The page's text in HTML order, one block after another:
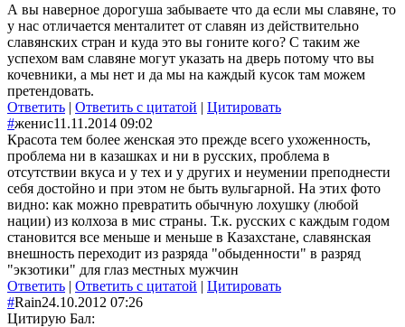
А вы наверное дорогуша забываете что да если мы славяне, то
у нас отличается менталитет от славян из действительно
славянских стран и куда это вы гоните кого? С таким же
успехом вам славяне могут указать на дверь потому что вы
кочевники, а мы нет и да мы на каждый кусок там можем
претендовать.
Ответить | Ответить с цитатой | Цитировать
#женис11.11.2014 09:02
Красота тем более женская это прежде всего ухоженность,
проблема ни в казашках и ни в русских, проблема в
отсутствии вкуса и у тех и у других и неумении преподнести
себя достойно и при этом не быть вульгарной. На этих фото
видно: как можно превратить обычную лохушку (любой
нации) из колхоза в мис страны. Т.к. русских с каждым годом
становится все меньше и меньше в Казахстане, славянская
внешность переходит из разряда "обыденности" в разряд
"экзотики" для глаз местных мужчин
Ответить | Ответить с цитатой | Цитировать
#Rain24.10.2012 07:26
Цитирую Бал: